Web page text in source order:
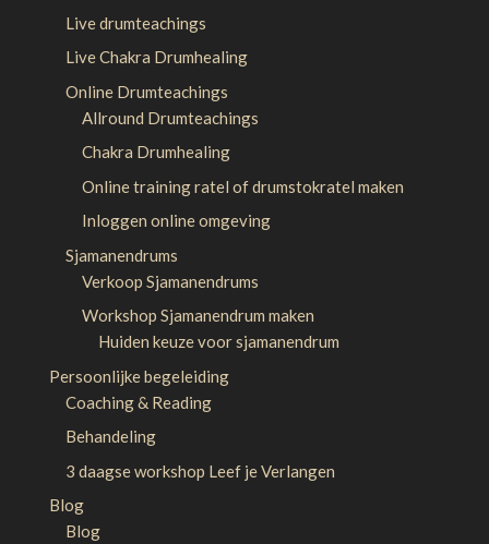
Live drumteachings
Live Chakra Drumhealing
Online Drumteachings
Allround Drumteachings
Chakra Drumhealing
Online training ratel of drumstokratel maken
Inloggen online omgeving
Sjamanendrums
Verkoop Sjamanendrums
Workshop Sjamanendrum maken
Huiden keuze voor sjamanendrum
Persoonlijke begeleiding
Coaching & Reading
Behandeling
3 daagse workshop Leef je Verlangen
Blog
Blog